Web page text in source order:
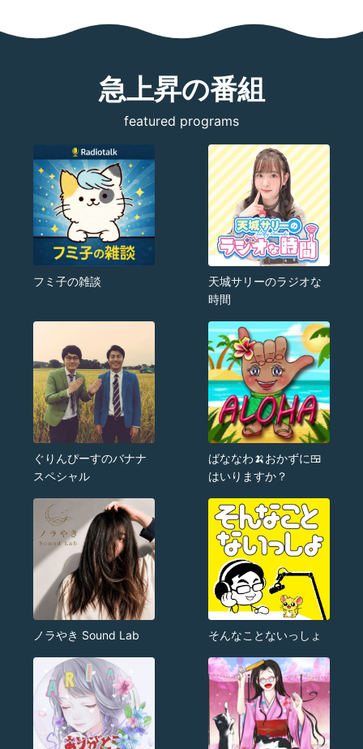
急上昇の番組
featured programs
フミ子の雑談
天城サリーのラジオな
時間
ぐりんぴーすのバナナ
スペシャル
ばななわ🍌おかずに🍱
はいりますか？
ノラやき Sound Lab そんなことないっしょ